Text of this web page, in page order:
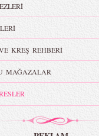
KREŞ REHBERİ
MAĞAZALAR